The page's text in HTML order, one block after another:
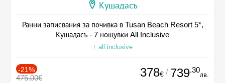
Кушадасъ
Ранни записвания за почивка в Tusan Beach Resort 5*,
Кушадасъ - 7 нощувки All Inclusive
+ all inclusive
-21%
475.00€ 378€ / 739.30
лв.